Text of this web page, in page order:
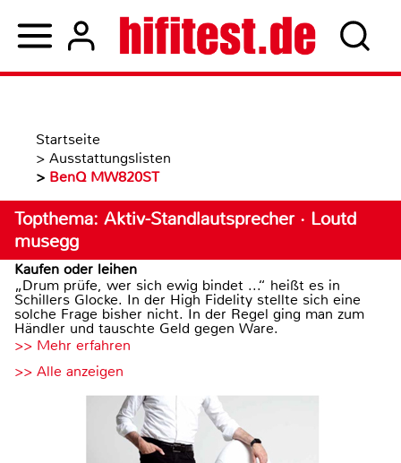
Startseite
> Ausstattungslisten
> BenQ MW820ST
Topthema: Aktiv-Standlautsprecher · Loutd
musegg
Kaufen oder leihen
„Drum prüfe, wer sich ewig bindet ...“ heißt es in
Schillers Glocke. In der High Fidelity stellte sich eine
solche Frage bisher nicht. In der Regel ging man zum
Händler und tauschte Geld gegen Ware.
>> Mehr erfahren
>> Alle anzeigen